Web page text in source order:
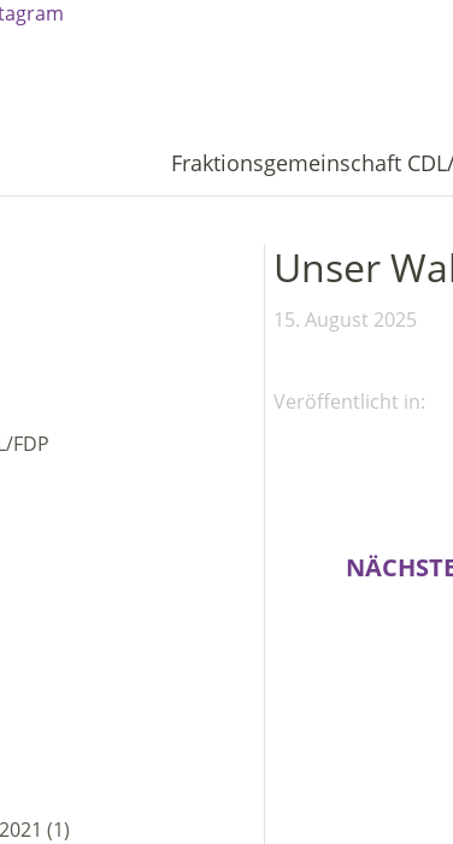
Fraktionsgemeinschaft
Unser
15. August 2025
Veröffentlicht in:
FDP
(1)